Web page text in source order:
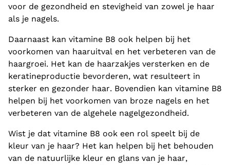
voor de gezondheid en stevigheid van zowel je haar
als je nagels.
Daarnaast kan vitamine B8 ook helpen bij het
voorkomen van haaruitval en het verbeteren van de
haargroei. Het kan de haarzakjes versterken en de
keratineproductie bevorderen, wat resulteert in
sterker en gezonder haar. Bovendien kan vitamine B8
helpen bij het voorkomen van broze nagels en het
verbeteren van de algehele nagelgezondheid.
Wist je dat vitamine B8 ook een rol speelt bij de
kleur van je haar? Het kan helpen bij het behouden
van de natuurlijke kleur en glans van je haar,